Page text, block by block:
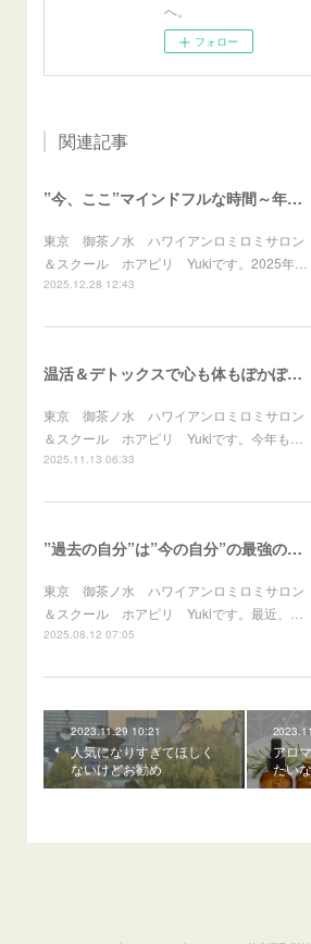
へ。
フォロー
関連記事
”今、ここ”マインドフルな時間～年末のご挨拶～
東京 御茶ノ水 ハワイアンロミロミサロン
＆スクール ホアピリ Yukiです。2025年…
2025.12.28 12:43
温活＆デトックスで心も体もぽかぽかに♪冬のスペシャルメニュー
東京 御茶ノ水 ハワイアンロミロミサロン
＆スクール ホアピリ Yukiです。今年も…
2025.11.13 06:33
”過去の自分”は”今の自分”の最強の応援団！
東京 御茶ノ水 ハワイアンロミロミサロン
＆スクール ホアピリ Yukiです。最近、…
2025.08.12 07:05
2023.11.29 10:21
人気になりすぎてほしく
ないけどお勧め
アロ
たい